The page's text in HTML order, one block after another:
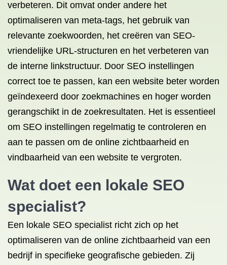
verbeteren. Dit omvat onder andere het
optimaliseren van meta-tags, het gebruik van
relevante zoekwoorden, het creëren van SEO-
vriendelijke URL-structuren en het verbeteren van
de interne linkstructuur. Door SEO instellingen
correct toe te passen, kan een website beter worden
geïndexeerd door zoekmachines en hoger worden
gerangschikt in de zoekresultaten. Het is essentieel
om SEO instellingen regelmatig te controleren en
aan te passen om de online zichtbaarheid en
vindbaarheid van een website te vergroten.
Wat doet een lokale SEO
specialist?
Een lokale SEO specialist richt zich op het
optimaliseren van de online zichtbaarheid van een
bedrijf in specifieke geografische gebieden. Zij